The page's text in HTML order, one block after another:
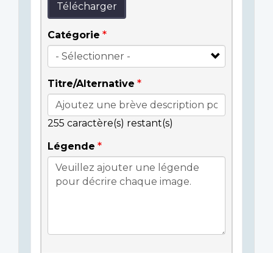
Télécharger
Catégorie
Titre/Alternative
255 caractère(s) restant(s)
Légende